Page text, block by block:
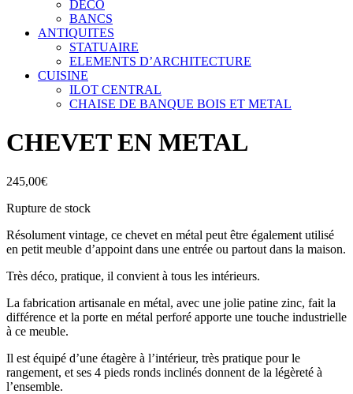
DECO
BANCS
ANTIQUITES
STATUAIRE
ELEMENTS D’ARCHITECTURE
CUISINE
ILOT CENTRAL
CHAISE DE BANQUE BOIS ET METAL
CHEVET EN METAL
245,00€
Rupture de stock
Résolument vintage, ce chevet en métal peut être également utilisé
en petit meuble d’appoint dans une entrée ou partout dans la maison.
Très déco, pratique, il convient à tous les intérieurs.
La fabrication artisanale en métal, avec une jolie patine zinc, fait la
différence et la porte en métal perforé apporte une touche industrielle
à ce meuble.
Il est équipé d’une étagère à l’intérieur, très pratique pour le
rangement, et ses 4 pieds ronds inclinés donnent de la légèreté à
l’ensemble.